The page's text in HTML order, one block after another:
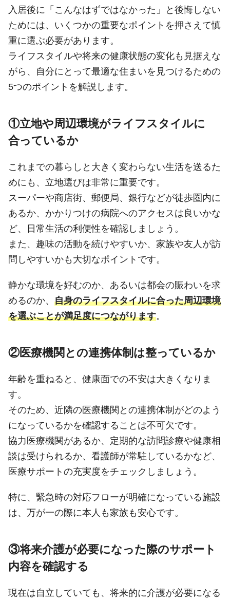
入居後に「こんなはずではなかった」と後悔しない
ためには、いくつかの重要なポイントを押さえて慎
重に選ぶ必要があります。
ライフスタイルや将来の健康状態の変化も見据えな
がら、自分にとって最適な住まいを見つけるための
5つのポイントを解説します。
①立地や周辺環境がライフスタイルに
合っているか
これまでの暮らしと大きく変わらない生活を送るた
めにも、立地選びは非常に重要です。
スーパーや商店街、郵便局、銀行などが徒歩圏内に
あるか、かかりつけの病院へのアクセスは良いかな
ど、日常生活の利便性を確認しましょう。
また、趣味の活動を続けやすいか、家族や友人が訪
問しやすいかも大切なポイントです。
静かな環境を好むのか、あるいは都会の賑わいを求
めるのか、 自身のライフスタイルに合った周辺環境
を選ぶことが満足度につながります。
②医療機関との連携体制は整っているか
年齢を重ねると、健康面での不安は大きくなりま
す。
そのため、近隣の医療機関との連携体制がどのよう
になっているかを確認することは不可欠です。
協力医療機関があるか、定期的な訪問診療や健康相
談は受けられるか、看護師が常駐しているかなど、
医療サポートの充実度をチェックしましょう。
特に、緊急時の対応フローが明確になっている施設
は、万が一の際に本人も家族も安心です。
③将来介護が必要になった際のサポート
内容を確認する
現在は自立していても、将来的に介護が必要になる